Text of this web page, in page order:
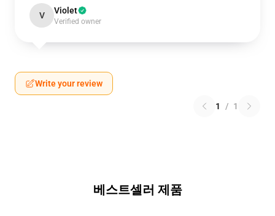
V Violet
Verified owner
Write your review
1 / 1
베스트셀러 제품